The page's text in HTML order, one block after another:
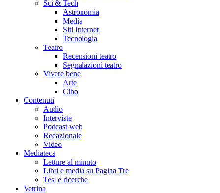
Sci & Tech
Astronomia
Media
Siti Internet
Tecnologia
Teatro
Recensioni teatro
Segnalazioni teatro
Vivere bene
Arte
Cibo
Contenuti
Audio
Interviste
Podcast web
Redazionale
Video
Mediateca
Letture al minuto
Libri e media su Pagina Tre
Tesi e ricerche
Vetrina